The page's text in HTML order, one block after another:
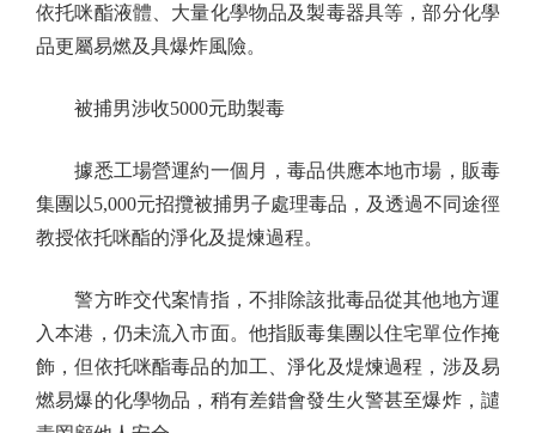
依托咪酯液體、大量化學物品及製毒器具等，部分化學
品更屬易燃及具爆炸風險。
被捕男涉收5000元助製毒
據悉工場營運約一個月，毒品供應本地市場，販毒
集團以5,000元招攬被捕男子處理毒品，及透過不同途徑
教授依托咪酯的淨化及提煉過程。
警方昨交代案情指，不排除該批毒品從其他地方運
入本港，仍未流入市面。他指販毒集團以住宅單位作掩
飾，但依托咪酯毒品的加工、淨化及煶煉過程，涉及易
燃易爆的化學物品，稍有差錯會發生火警甚至爆炸，譴